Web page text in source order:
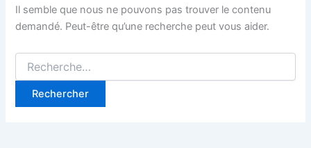
Il semble que nous ne pouvons pas trouver le contenu
demandé. Peut-être qu’une recherche peut vous aider.
Rechercher :